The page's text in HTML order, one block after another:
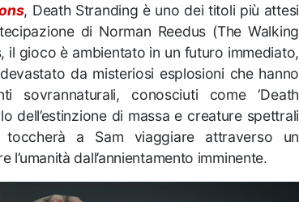
, Death Stranding è uno dei titoli più attesi
di Norman Reedus (The Walking
il gioco è ambientato in un futuro immediato,
da misteriosi esplosioni che hanno
sovrannaturali, conosciuti come ‘Death
dell’estinzione di massa e creature spettrali
a Sam viaggiare attraverso un
dall’annientamento imminente.